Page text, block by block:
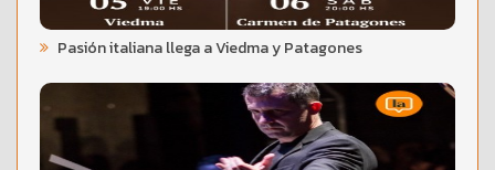
Pasión italiana llega a Viedma y Patagones